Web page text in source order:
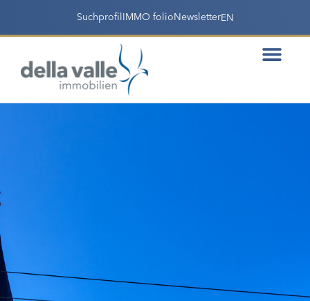
Suchprofil IMMO folio NewsletterEN